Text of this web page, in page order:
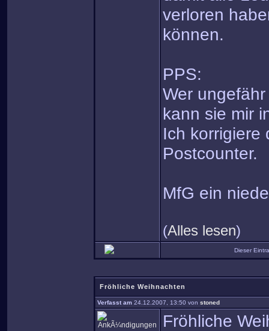
verloren
können.
PPS:
Wer
kann sie mir
Ich korrigiere
Postcounter.
MfG ein
(Alles lesen)
Dieser
Fröhliche Weihnachten
Verfasst am 24.12.2007, 13:50 von stoned
Fröhliche